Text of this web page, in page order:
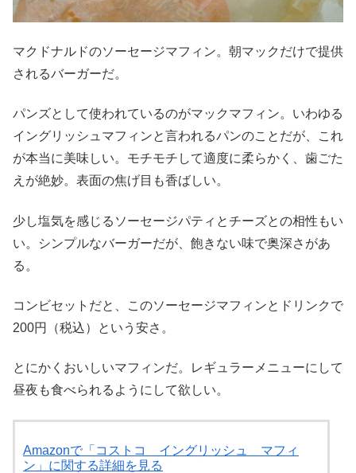
マクドナルドのソーセージマフィン。朝マックだけで提供
されるバーガーだ。
パンズとして使われているのがマックマフィン。いわゆる
イングリッシュマフィンと言われるパンのことだが、これ
が本当に美味しい。モチモチして適度に柔らかく、歯ごた
えが絶妙。表面の焦げ目も香ばしい。
少し塩気を感じるソーセージパティとチーズとの相性もい
い。シンプルなバーガーだが、飽きない味で奥深さがあ
る。
コンビセットだと、このソーセージマフィンとドリンクで
200円（税込）という安さ。
とにかくおいしいマフィンだ。レギュラーメニューにして
昼夜も食べられるようにして欲しい。
Amazonで「コストコ イングリッシュ マフィ
ン」に関する詳細を見る